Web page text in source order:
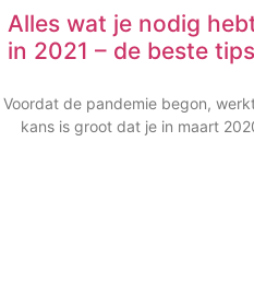
Alles wat je nodig
in 2021 – de beste
Voordat de pandemie begon,
kans is groot dat je in maart